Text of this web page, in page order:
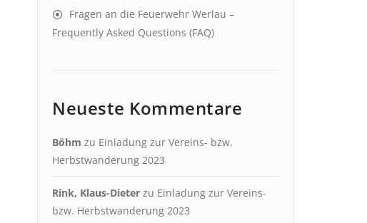
Fragen an die Feuerwehr Werlau –
Frequently Asked Questions (FAQ)
Neueste Kommentare
Böhm zu Einladung zur Vereins- bzw.
Herbstwanderung 2023
Rink, Klaus-Dieter zu Einladung zur Vereins-
bzw. Herbstwanderung 2023